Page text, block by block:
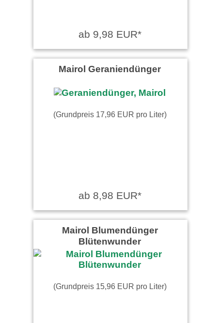
ab 9,98 EUR*
Mairol Geraniendünger
(Grundpreis 17,96 EUR pro Liter)
ab 8,98 EUR*
Mairol Blumendünger
Blütenwunder
(Grundpreis 15,96 EUR pro Liter)